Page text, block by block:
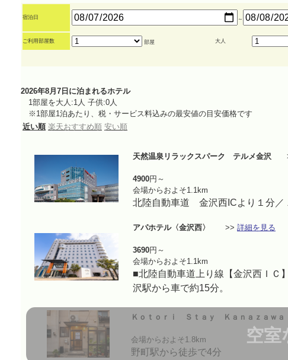
宿泊日 ～
ご利用部屋数 部屋 大人
2026年8月7日に泊まれるホテル
1部屋を大人:1人 子供:0人
※1部屋1泊あたり、税・サービス料込みの最安値の目安価格です
近い順 楽天おすすめ順 安い順
天然温泉リラックスパーク テルメ金沢
4900円～
会場からおよそ1.1km
北陸自動車道 金沢西ICより１分／
アパホテル〈金沢西〉 >> 詳細を見る
3690円～
会場からおよそ1.1km
■北陸自動車道上り線【金沢西ＩＣ
沢駅から車で約15分。
空室
Ｋｏｔｏｒｉ Ｓｔａｙ Ｋａｎａｚａｗ
会場からおよそ1.8km
野町駅から徒歩で4分